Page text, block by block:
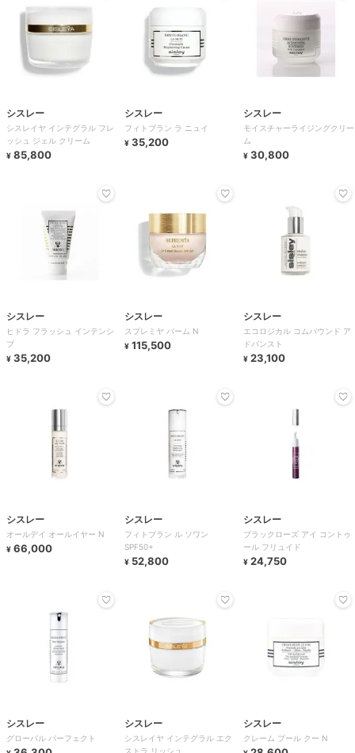
シスレー
シスレイヤ インテグラル フレ
ッシュ ジェル クリーム
¥ 85,800
シスレー
フィトブラン ラ ニュイ
¥ 35,200
シスレー
モイスチャーライジングクリー
ム
¥ 30,800
シスレー
ヒドラ フラッシュ インテンシ
ブ
¥ 35,200
シスレー
スプレミヤ バーム N
¥ 115,500
シスレー
エコロジカル コムパウンド ア
ドバンスト
¥ 23,100
シスレー
オールデイ オールイヤー N
¥ 66,000
シスレー
フィトブラン ル ソワン
SPF50+
¥ 52,800
シスレー
ブラックローズ アイ コントゥ
ール フリュイド
¥ 24,750
シスレー
グローバル パーフェクト
シスレー
シスレイヤ インテグラル エク
ストラ リッシュ
シスレー
クレーム プール クー N